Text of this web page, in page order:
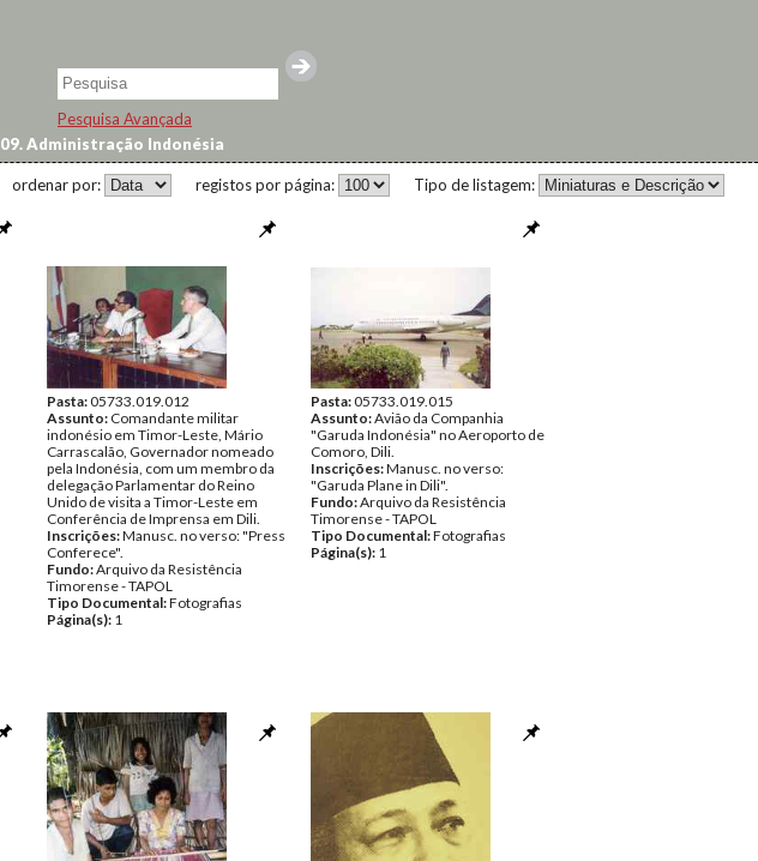
Pesquisa Avançada
09. Administração Indonésia
Tipo de listagem:
registos por página:
ordenar por:
Pasta:05733.019.012
Assunto: Comandante militar
indonésio em Timor-Leste, Mário
Carrascalão, Governador nomeado
pela Indonésia, com um membro da
delegação Parlamentar do Reino
Unido de visita a Timor-Leste em
Conferência de Imprensa em Dili.
Inscrições:Manusc. no verso: "Press
Conferece".
Fundo:Arquivo da Resistência
Timorense - TAPOL
Tipo Documental:Fotografias
Página(s): 1
Pasta:05733.019.015
Assunto:Avião da Companhia
"Garuda Indonésia" no Aeroporto de
Comoro, Dili.
Inscrições:Manusc. no verso:
"Garuda Plane in Dili".
Fundo:Arquivo da Resistência
Timorense - TAPOL
Tipo Documental:Fotografias
Página(s): 1